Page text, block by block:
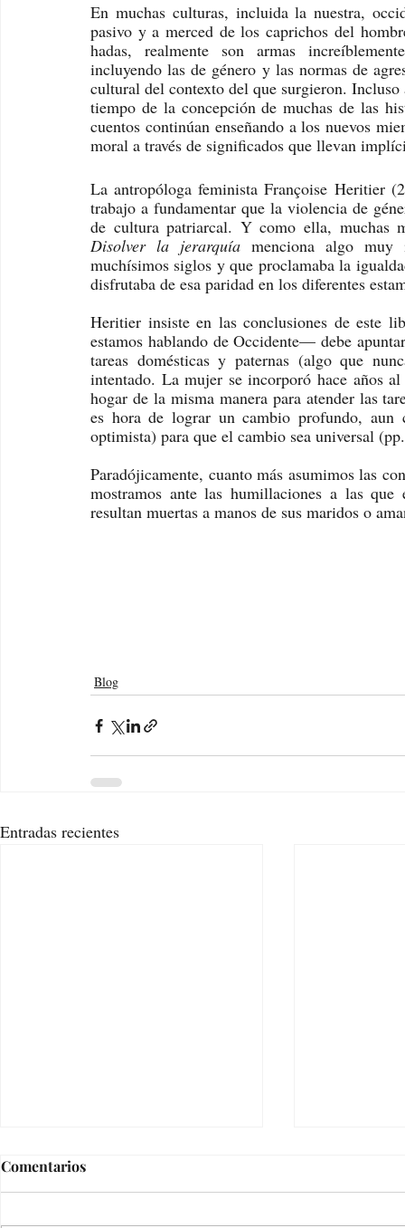
En muchas culturas, incluida la nuestra,
pasivo y a merced de los caprichos del
hadas, realmente son armas
incluyendo las de género y las normas de
cultural del contexto del que surgieron. Incluso
tiempo de la concepción de muchas de las
cuentos continúan enseñando a los nuevos
moral a través de significados que llevan
La antropóloga feminista Françoise Heritier
trabajo a fundamentar que la violencia de
Disolver la jerarquía menciona algo muy
muchísimos siglos y que proclamaba la
disfrutaba de esa paridad en los diferentes
Heritier insiste en las conclusiones de este
estamos hablando de Occidente— debe
tareas domésticas y paternas (algo que
intentado. La mujer se incorporó hace años
hogar de la misma manera para atender las
es hora de lograr un cambio profundo, aun
optimista) para que el cambio sea universal
Paradójicamente, cuanto más asumimos las
mostramos ante las humillaciones a las
resultan muertas a manos de sus maridos o
Blog
Entradas recientes
Comentarios